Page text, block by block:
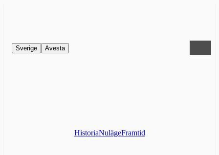
Sverige Avesta
HistoriaNulägeFramtid